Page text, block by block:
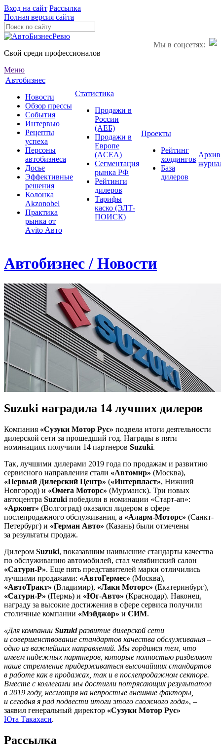
Вход на сайт Рассылка
Полная версия сайта
Мы в соцсетях:
Свой среди профессионалов
Меню
Автобизнес
Новости
Обзор прессы
События
Интервью
Рецепты
успеха
Персоны
автобизнеса
Досье
Эффективные
решения
Колонка
Akzonobel
Практика
рынка от
Аvito Авто
Статистика
Продажи в
России
(АЕБ)
Продажи в
Европе
(ACEA)
Сегментация
рынка РФ
Рейтинги
дилеров
Тарифы
каско (ЭЛТ-
ПОИСК)
Проекты
Рейтинг
холдингов
База
дилеров
Архив
Автобизнес / Новости
Suzuki наградила 14 лучших дилеров
Компания «Сузуки Мотор Рус» подвела итоги деятельности
дилерcкой сети за прошедший год. Награды в пяти
номинациях получили 14 партнеров Suzuki.
Так, лучшими дилерами 2019 года по продажам и развитию
сервисного направления стали «Автомир» (Москва),
«Первый Дилерский Центр» («Интерпласт», Нижний
Новгород) и «Омега Моторс» (Мурманск). Три новых
автоцентра Suzuki победили в номинации «Старт-ап»:
«Арконт» (Волгоград) оказался лидером в сфере
послепродажного обслуживания, а «Аларм-Моторс» (Санкт-
Петербург) и «Герман Авто» (Казань) были отмечены
за результаты продаж.
Дилером Suzuki, показавшим наивысшие стандарты качества
по обслуживанию автомобилей, стал челябинский салон
«Сатурн-Р». Еще пять представителей марки отличились
лучшими продажами: «АвтоГермес» (Москва),
«АвтоТракт» (Владимир), «Лаки Моторс» (Екатеринбург),
«Сатурн-Р» (Пермь) и «Юг-Авто» (Краснодар). Наконец,
награду за высокие достижения в сфере сервиса получили
столичные компании «Мэйджор» и СИМ.
«Для компании Suzukiразвитие дилерской сети
и совершенствование стандартов качества обслуживания –
одно из важнейших направлений. Мы гордимся тем, что
имеем надежных партнеров, которые полностью разделяют
наше стремление придерживаться высочайших стандартов
в работе как в продажах, так и в послепродажном секторе.
Вместе с коллегами мы достигли потрясающих результатов
в 2019 году, несмотря на непростые внешние факторы,
и сегодня я рад подвести итоги этого сложного года», –
заявил генеральный директор «Сузуки Мотор Рус»
Юта Такахаси.
Рассылка